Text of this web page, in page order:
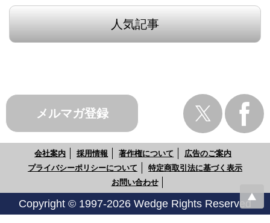
人気記事
メルマガ登録
会社案内 採用情報 著作権について
広告のご案内
プライバシーポリシーについて
特定商取引法に基づく表示
お問い合わせ
Copyright © 1997-2026 Wedge Rights Reserved